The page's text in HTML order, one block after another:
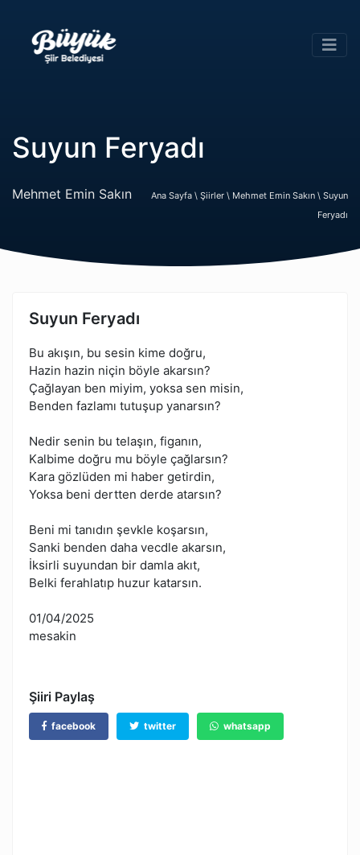
Suyun Feryadı
Mehmet Emin Sakın Ana Sayfa \ Şiirler \ Mehmet Emin Sakın \ Suyun
Feryadı
Suyun Feryadı
Bu akışın, bu sesin kime doğru,
Hazin hazin niçin böyle akarsın?
Çağlayan ben miyim, yoksa sen misin,
Benden fazlamı tutuşup yanarsın?
Nedir senin bu telaşın, figanın,
Kalbime doğru mu böyle çağlarsın?
Kara gözlüden mi haber getirdin,
Yoksa beni dertten derde atarsın?
Beni mi tanıdın şevkle koşarsın,
Sanki benden daha vecdle akarsın,
İksirli suyundan bir damla akıt,
Belki ferahlatıp huzur katarsın.
01/04/2025
mesakin
Şiiri Paylaş
facebook twitter whatsapp